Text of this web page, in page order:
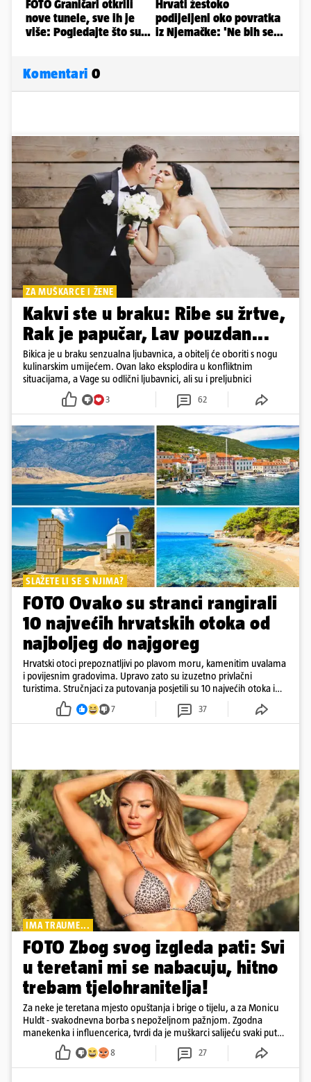
Komentari 0
ZA MUŠKARCE I ŽENE
Kakvi ste u braku: Ribe su žrtve,
Rak je papučar, Lav pouzdan...
Bikica je u braku senzualna ljubavnica, a obitelj će oboriti s nogu
kulinarskim umijećem. Ovan lako eksplodira u konfliktnim
situacijama, a Vage su odlični ljubavnici, ali su i preljubnici
3 62
SLAŽETE LI SE S NJIMA?
FOTO Ovako su stranci rangirali
10 najvećih hrvatskih otoka od
najboljeg do najgoreg
Hrvatski otoci prepoznatljivi po plavom moru, kamenitim uvalama
i povijesnim gradovima. Upravo zato su izuzetno privlačni
turistima. Stručnjaci za putovanja posjetili su 10 najvećih otoka i
rangirali ih
7 37
IMA TRAUME...
FOTO Zbog svog izgleda pati: Svi
u teretani mi se nabacuju, hitno
trebam tjelohranitelja!
Za neke je teretana mjesto opuštanja i brige o tijelu, a za Monicu
Huldt - svakodnevna borba s nepoželjnom pažnjom. Zgodna
manekenka i influencerica, tvrdi da je muškarci salijeću svaki put
kad dođe na trening
8 27